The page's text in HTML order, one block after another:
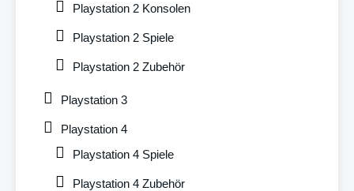
Playstation 2 Konsolen
Playstation 2 Spiele
Playstation 2 Zubehör
Playstation 3
Playstation 4
Playstation 4 Spiele
Playstation 4 Zubehör